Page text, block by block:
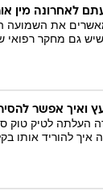
לאחרונה מין
את השמועה
שיש גם מחקר
ואיך אפשר
העלתה לטיק טוק
להוריד אותו